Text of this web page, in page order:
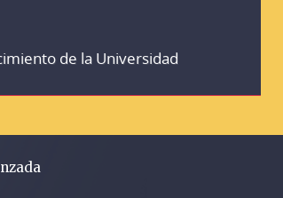
de la Universidad